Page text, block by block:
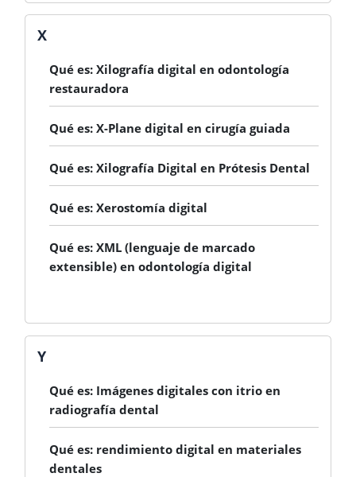
X
Qué es: Xilografía digital en odontología
restauradora
Qué es: X-Plane digital en cirugía guiada
Qué es: Xilografía Digital en Prótesis Dental
Qué es: Xerostomía digital
Qué es: XML (lenguaje de marcado
extensible) en odontología digital
Y
Qué es: Imágenes digitales con itrio en
radiografía dental
Qué es: rendimiento digital en materiales
dentales